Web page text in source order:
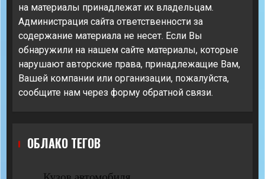
на материалы принадлежат их владельцам.
Администрация сайта ответственности за
содержание материала не несет. Если Вы
обнаружили на нашем сайте материалы, которые
нарушают авторские права, принадлежащие Вам,
Вашей компании или организации, пожалуйста,
сообщите нам через форму обратной связи.
ОБЛАКО ТЕГОВ